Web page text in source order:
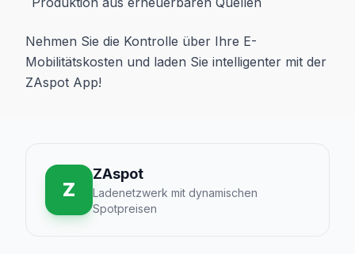
Nehmen Sie die Kontrolle über Ihre E-
Mobilitätskosten und laden Sie intelligenter mit der
ZAspot App!
Z
ZAspot
Ladenetzwerk mit dynamischen
Spotpreisen